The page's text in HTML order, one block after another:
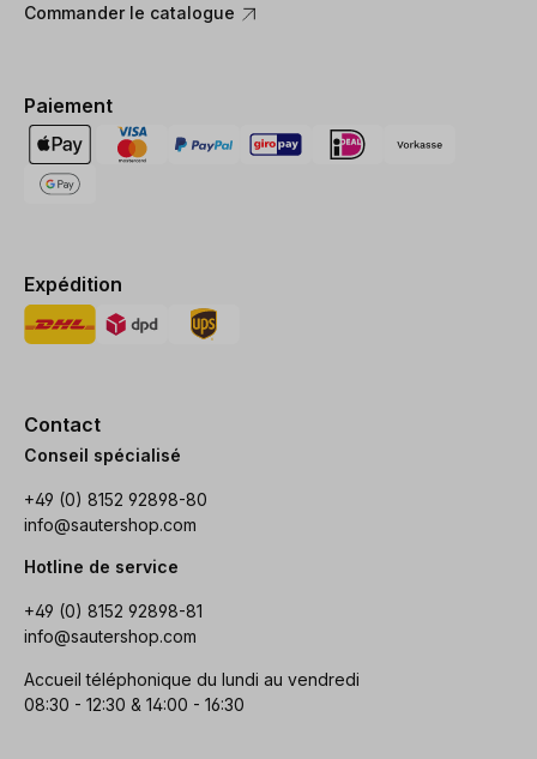
Commander le catalogue
Paiement
Expédition
Contact
Conseil spécialisé
+49 (0) 8152 92898-80
info@sautershop.com
Hotline de service
+49 (0) 8152 92898-81
info@sautershop.com
Accueil téléphonique du lundi au vendredi
08:30 - 12:30 & 14:00 - 16:30